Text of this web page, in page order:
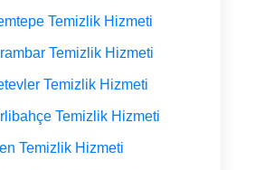
Temizlik Hizmeti
Temizlik Hizmeti
Temizlik Hizmeti
Temizlik Hizmeti
Temizlik Hizmeti